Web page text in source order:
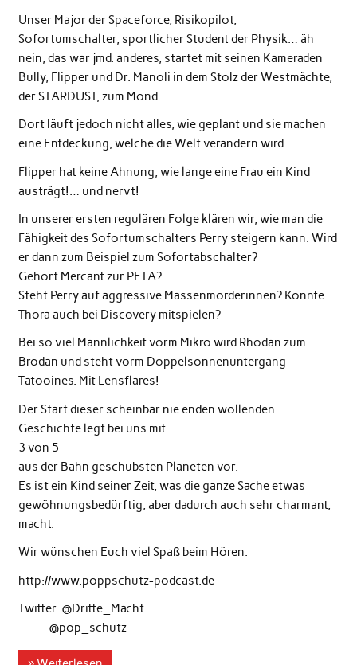
Unser Major der Spaceforce, Risikopilot,
Sofortumschalter, sportlicher Student der Physik… äh
nein, das war jmd. anderes, startet mit seinen Kameraden
Bully, Flipper und Dr. Manoli in dem Stolz der Westmächte,
der STARDUST, zum Mond.
Dort läuft jedoch nicht alles, wie geplant und sie machen
eine Entdeckung, welche die Welt verändern wird.
Flipper hat keine Ahnung, wie lange eine Frau ein Kind
austrägt!… und nervt!
In unserer ersten regulären Folge klären wir, wie man die
Fähigkeit des Sofortumschalters Perry steigern kann. Wird
er dann zum Beispiel zum Sofortabschalter?
Gehört Mercant zur PETA?
Steht Perry auf aggressive Massenmörderinnen? Könnte
Thora auch bei Discovery mitspielen?
Bei so viel Männlichkeit vorm Mikro wird Rhodan zum
Brodan und steht vorm Doppelsonnenuntergang
Tatooines. Mit Lensflares!
Der Start dieser scheinbar nie enden wollenden
Geschichte legt bei uns mit
3 von 5
aus der Bahn geschubsten Planeten vor.
Es ist ein Kind seiner Zeit, was die ganze Sache etwas
gewöhnungsbedürftig, aber dadurch auch sehr charmant,
macht.
Wir wünschen Euch viel Spaß beim Hören.
http://www.poppschutz-podcast.de
Twitter: @Dritte_Macht
@pop_schutz